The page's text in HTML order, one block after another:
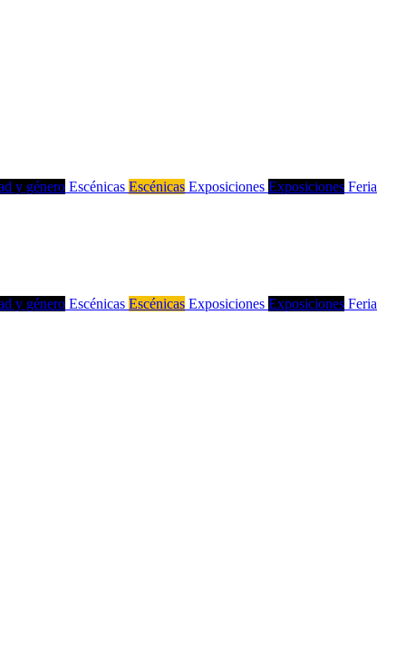
y género Escénicas Escénicas Exposiciones Exposiciones Feria
y género Escénicas Escénicas Exposiciones Exposiciones Feria